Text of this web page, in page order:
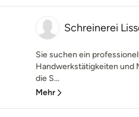
Schreinerei
Sie suchen ein
Handwerkstätigkeiten und
die S...
Mehr